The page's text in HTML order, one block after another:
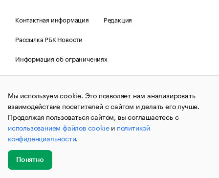
Контактная информация
Редакция
Рассылка РБК Новости
Информация об ограничениях
Правовая информация
О соблюдении авторских прав
© АО «РОСБИЗНЕСКОНСАЛТИНГ»,1995–2026.Сообщения
и материалы информационного агентства «РБК»
(зарегистрировано Федеральной службой по надзору в сфере
связи, информационных технологий и массовых
коммуникаций (Роскомнадзор) 09.12.2015 за номером ИА
№ФС77-63848) сопровождаются пометкой «РБК». Отдельные
публикации могут содержать информацию,
не предназначенную для пользователей
до 18 лет.
Мы используем cookie. Это позволяет нам анализировать
взаимодействие посетителей с сайтом и делать его лучше.
Продолжая пользоваться сайтом, вы соглашаетесь с
использованием файлов cookieи политикой
конфиденциальности.
Понятно